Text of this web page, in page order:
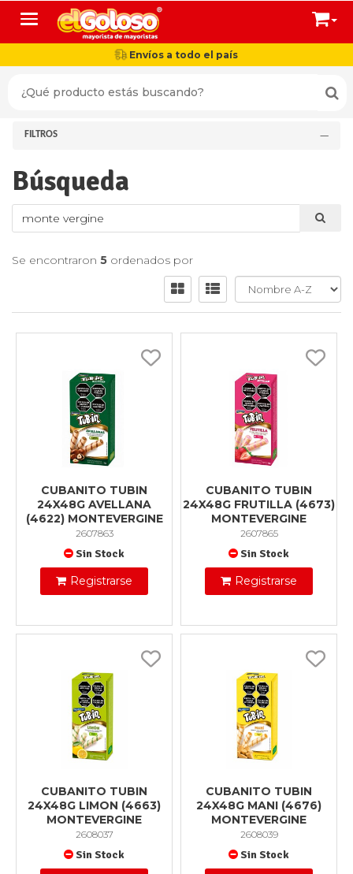
Toggle navigation
Envíos a todo el país
FILTROS
Búsqueda
Se encontraron 5 ordenados por
CUBANITO TUBIN
24X48G AVELLANA
(4622) MONTEVERGINE
2607863
Sin Stock
Registrarse
CUBANITO TUBIN
24X48G FRUTILLA (4673)
MONTEVERGINE
2607865
Sin Stock
Registrarse
CUBANITO TUBIN
24X48G LIMON (4663)
MONTEVERGINE
2608037
Sin Stock
CUBANITO TUBIN
24X48G MANI (4676)
MONTEVERGINE
2608039
Sin Stock